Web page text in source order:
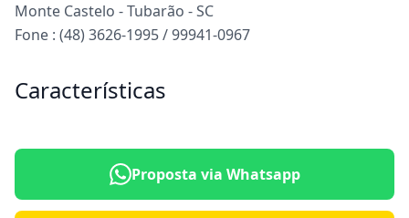
Monte Castelo - Tubarão - SC
Fone : (48) 3626-1995 / 99941-0967
Características
Proposta via Whatsapp